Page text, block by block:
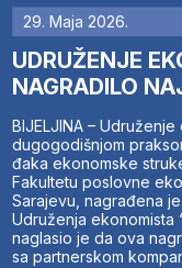
29. Maja 2026.
UDRUŽENJE
NAGRADILO
BIJELJINA –
dugogodišnjom
đaka ekonomske
Fakultetu poslovne
Sarajevu, nagrađena
Udruženja ekonomista
naglasio je da ova
sa partnerskom